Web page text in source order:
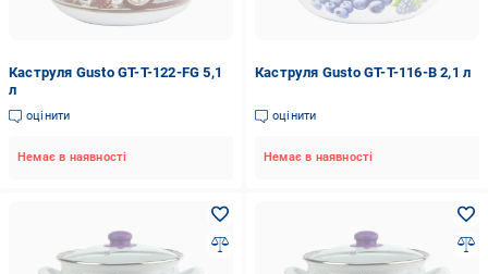
Каструля Gusto GT-T-122-FG 5,1
л
оцінити
Немає в наявності
Каструля Gusto GT-T-116-B 2,1 л
оцінити
Немає в наявності